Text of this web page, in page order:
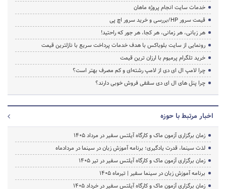
خدمات سایت انجام پروژه ماهان
قیمت سرور HP/بررسی و خرید سرور اچ پی
هر زبانی، هر زمانی، هر کجا، هر جور که راحتید!
رونمایی از سایت بلوباکس با هدف خدمات پرداخت سریع با نازلترین قیمت
خرید تلگرام پرمیوم با ارزان ترین قیمت
چرا لامپ ال ای دی از لامپ رشته‌ای و کم مصرف بهتر است؟
چرا پنل های ال ای دی سقفی فروش خوبی دارند؟
اخبار مرتبط با حوزه
زمان برگزاری آزمون ماک و کارگاه آیلتس سفیر در مرداد 1405
لذت سینما، قدرت یادگیری؛ برنامه آموزش زبان در سینما در مردادماه
زمان برگزاری آزمون ماک و کارگاه آیلتس سفیر در تیر 1405
برنامه آموزش زبان در سینما سفیر | تیرماه ۱۴۰۵
زمان برگزاری آزمون ماک و کارگاه آیلتس سفیر در خرداد 1405